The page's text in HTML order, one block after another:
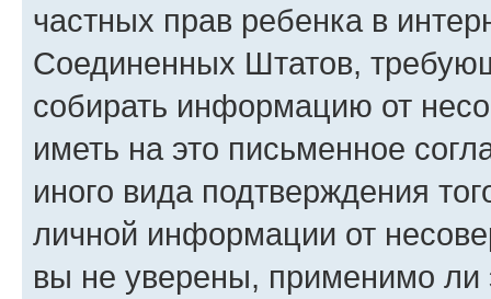
частных прав ребенка в
Соединенных Штатов,
собирать информацию от
иметь на это письменное
иного вида подтверждения
личной информации от
вы не уверены, применимо ли